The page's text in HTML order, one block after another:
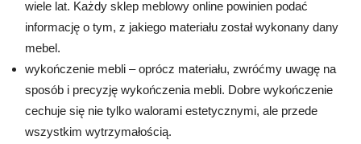
wiele lat. Każdy sklep meblowy online powinien podać
informację o tym, z jakiego materiału został wykonany dany
mebel.
wykończenie mebli – oprócz materiału, zwróćmy uwagę na
sposób i precyzję wykończenia mebli. Dobre wykończenie
cechuje się nie tylko walorami estetycznymi, ale przede
wszystkim wytrzymałością.